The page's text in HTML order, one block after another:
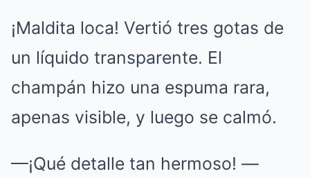
¡Maldita loca! Vertió tres gotas de
un líquido transparente. El
champán hizo una espuma rara,
apenas visible, y luego se calmó.
—¡Qué detalle tan hermoso! —